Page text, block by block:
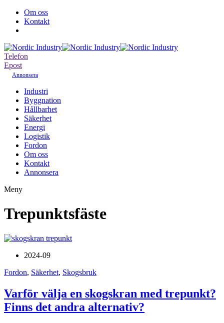
Om oss
Kontakt
Telefon
Epost
Annonsera
Industri
Byggnation
Hållbarhet
Säkerhet
Energi
Logistik
Fordon
Om oss
Kontakt
Annonsera
Meny
Trepunktsfäste
2024-09
Fordon, Säkerhet, Skogsbruk
Varför välja en skogskran med trepunkt?
Finns det andra alternativ?